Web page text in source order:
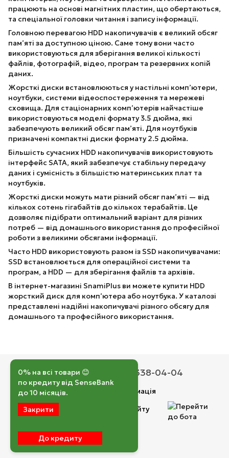
працюють на основі магнітних пластин, що обертаються,
та спеціальної головки читання і запису інформації.
Головною перевагою HDD накопичувачів є великий обсяг
пам’яті за доступною ціною. Саме тому вони часто
використовуються для зберігання великої кількості
файлів, фотографій, відео, програм та резервних копій
даних.
Жорсткі диски встановлюються у настільні комп’ютери,
ноутбуки, системи відеоспостереження та мережеві
сховища. Для стаціонарних комп’ютерів найчастіше
використовуються моделі формату 3.5 дюйма, які
забезпечують великий обсяг пам’яті. Для ноутбуків
призначені компактні диски формату 2.5 дюйма.
Більшість сучасних HDD накопичувачів використовують
інтерфейс SATA, який забезпечує стабільну передачу
даних і сумісність з більшістю материнських плат та
ноутбуків.
Жорсткі диски можуть мати різний обсяг пам’яті — від
кількох сотень гігабайтів до кількох терабайтів. Це
дозволяє підібрати оптимальний варіант для різних
потреб — від домашнього використання до професійної
роботи з великими обсягами інформації.
Часто HDD використовують разом із SSD накопичувачами:
SSD встановлюється для операційної системи та
програм, а HDD — для зберігання файлів та архівів.
В інтернет-магазині SnamiPlus ви можете купити HDD
жорсткий диск для комп’ютера або ноутбука. У каталозі
представлені надійні накопичувачі різного обсягу для
домашнього та професійного використання.
050 193-42-43 067 338-04-04
Контактна інформація
Повна версія сайту
Укр
0% на всі товари 😊
по кредиту від SenseBank
до 10 місяців.
Закрити
До кредиту